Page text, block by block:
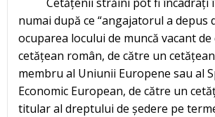
numai după ce “angajatorul a
ocuparea locului de muncă vacant
cetățean român, de către un
membru al Uniunii Europene sau al
Economic European, de către un
titular al dreptului de ședere pe